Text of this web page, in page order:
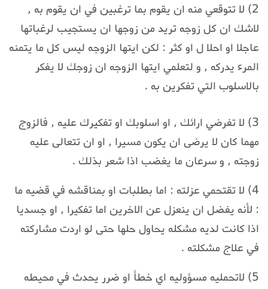
2) لا تتوقعي منه ان يقوم بما ترغبين في ان يقوم به ,
لاشك ان كل زوجه تريد من زوجها ان يستجيب لرغباتها
عاجلا او احلا ل او كثر : لكن ايتها الزوجه ليس كل ما يتمنه
المرء يدركه , و لتعلمي ايتها الزوجه ان زوجك لا يفكر
بالاسلوب التي تفكرين به .
3) لا تفرضي ارائك , او اسلوبك او تفكيرك عليه , فالزوج
مهما كان لا يرضى ان يكون مسيرا , او ان تتعالى عليه
زوجته , و سرعان ما يغضب اذا شعر بذلك .
4) لا تقتحمي عزلته : اما بطلبات او بمناقشه في قضيه ما
: لأنه يفضل ان ينعزل عن الاخرين اما تفكيرا , او جسديا
اذا كانت لديه مشكله يحاول حلها حتى لو اردت مشاركته
في علاج مشكلته .
5) لاتحمليه مسؤوليه اي خطأ او ضرر يحدث في محيطه